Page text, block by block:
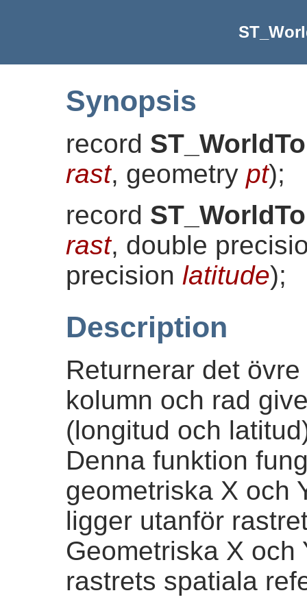
Synopsis
record
rast, geometry pt);
record
rast, double
precision latitude);
Description
Returnerar det
kolumn och rad
(longitud och
Denna funktion
geometriska X och
ligger utanför
Geometriska X och
rastrets spatiala